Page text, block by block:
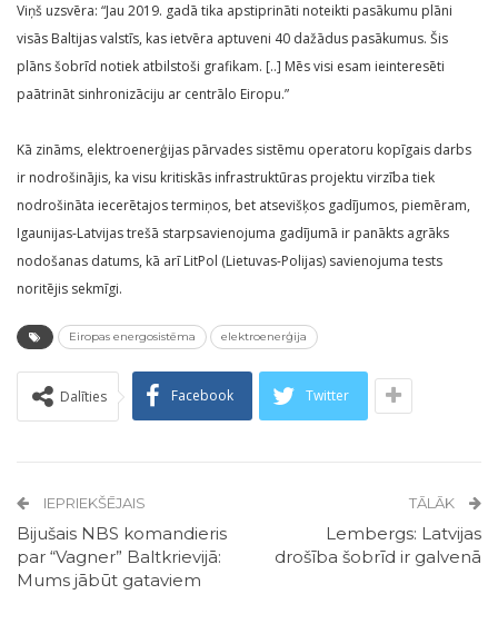
Viņš uzsvēra: “Jau 2019. gadā tika apstiprināti noteikti pasākumu plāni
visās Baltijas valstīs, kas ietvēra aptuveni 40 dažādus pasākumus. Šis
plāns šobrīd notiek atbilstoši grafikam. [..] Mēs visi esam ieinteresēti
paātrināt sinhronizāciju ar centrālo Eiropu.”
Kā zināms, elektroenerģijas pārvades sistēmu operatoru kopīgais darbs
ir nodrošinājis, ka visu kritiskās infrastruktūras projektu virzība tiek
nodrošināta iecerētajos termiņos, bet atsevišķos gadījumos, piemēram,
Igaunijas-Latvijas trešā starpsavienojuma gadījumā ir panākts agrāks
nodošanas datums, kā arī LitPol (Lietuvas-Polijas) savienojuma tests
noritējis sekmīgi.
Eiropas energosistēma elektroenerģija
Dalīties Facebook Twitter
IEPRIEKŠĒJAIS
Bijušais NBS komandieris
par “Vagner” Baltkrievijā:
Mums jābūt gataviem
TĀLĀK
Lembergs: Latvijas
drošība šobrīd ir galvenā